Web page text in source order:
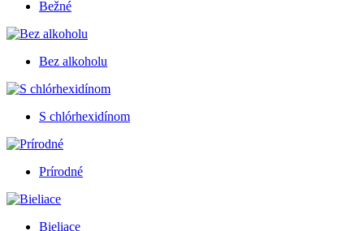
Bežné
Bez alkoholu
S chlórhexidínom
Prírodné
Bieliace